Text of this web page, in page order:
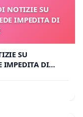
NOTIZIE SU
IMPEDITA DI
SU
IMPEDITA DI